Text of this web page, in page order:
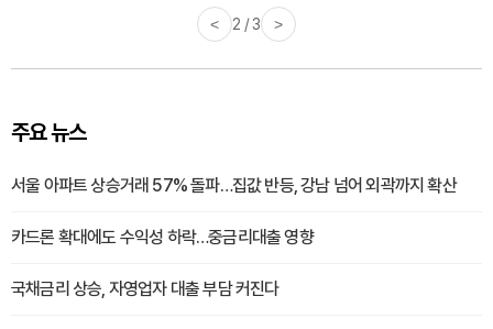
< 2 / 3 >
주요 뉴스
서울 아파트 상승거래 57% 돌파…집값 반등, 강남 넘어 외곽까지 확산
카드론 확대에도 수익성 하락…중금리대출 영향
국채금리 상승, 자영업자 대출 부담 커진다